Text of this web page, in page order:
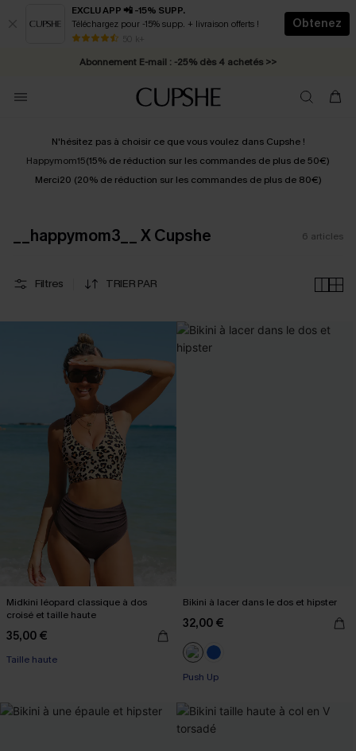
EXCLU APP 📲 -15% SUPP.
Téléchargez pour -15% supp. + livraison offerts !
50 k+
Obtenez
* Livraison éclair 2-3 jours ouvrés >>
Abonnement E-mail : -25% dès 4 achetés >>
N'hésitez pas à choisir ce que vous voulez dans Cupshe !
Happymom15(15% de réduction sur les commandes de plus de 50€)
Merci20 (20% de réduction sur les commandes de plus de 80€)
__happymom3__ X Cupshe 6 articles
Filtres TRIER PAR
Midkini léopard classique à dos
croisé et taille haute
35,00 €
Taille haute
Bikini à lacer dans le dos et hipster
32,00 €
Push Up